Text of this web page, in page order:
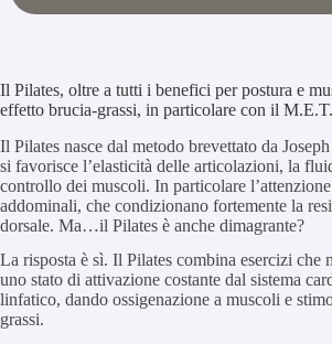
Il Pilates, oltre a tutti i benefici per postura e
effetto brucia-grassi, in particolare con il M.E.T.
Il Pilates nasce dal metodo brevettato da
si favorisce l’elasticità delle articolazioni, la
controllo dei muscoli. In particolare
addominali, che condizionano fortemente la
dorsale. Ma…il Pilates è anche dimagrante?
La risposta è sì. Il Pilates combina esercizi che
uno stato di attivazione costante dal sistema
linfatico, dando ossigenazione a muscoli e
grassi.